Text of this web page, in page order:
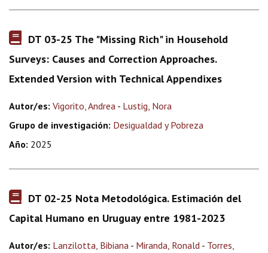
DT 03-25 The "Missing Rich" in Household
Surveys: Causes and Correction Approaches.
Extended Version with Technical Appendixes
Autor/es: Vigorito, Andrea - Lustig, Nora
Grupo de investigación: Desigualdad y Pobreza
Año: 2025
DT 02-25 Nota Metodológica. Estimación del
Capital Humano en Uruguay entre 1981-2023
Autor/es: Lanzilotta, Bibiana - Miranda, Ronald - Torres,